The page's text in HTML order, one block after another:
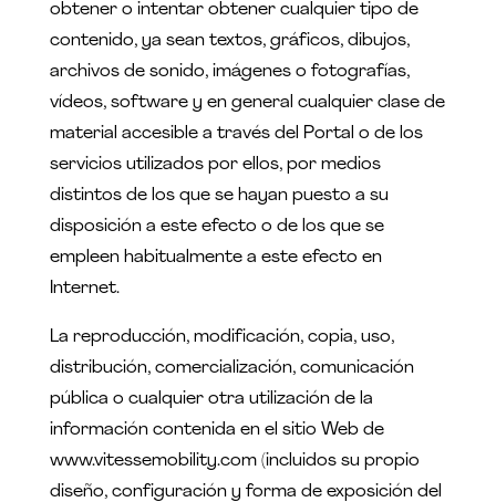
obtener o intentar obtener cualquier tipo de
contenido, ya sean textos, gráficos, dibujos,
archivos de sonido, imágenes o fotografías,
vídeos, software y en general cualquier clase de
material accesible a través del Portal o de los
servicios utilizados por ellos, por medios
distintos de los que se hayan puesto a su
disposición a este efecto o de los que se
empleen habitualmente a este efecto en
Internet.
La reproducción, modificación, copia, uso,
distribución, comercialización, comunicación
pública o cualquier otra utilización de la
información contenida en el sitio Web de
www.vitessemobility.com (incluidos su propio
diseño, configuración y forma de exposición del